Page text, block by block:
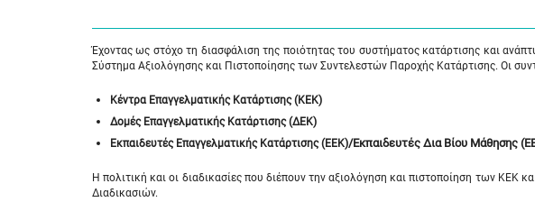
Έχοντας ως στόχο τη διασφάλιση της ποιότητας του συστήματος κατάρτισης και
Σύστημα Αξιολόγησης και Πιστοποίησης των Συντελεστών Παροχής Κατάρτισης. Οι
Κέντρα Επαγγελματικής Κατάρτισης (ΚΕΚ)
Δομές Επαγγελματικής Κατάρτισης (ΔΕΚ)
Εκπαιδευτές Επαγγελματικής Κατάρτισης (ΕΕΚ)/Εκπαιδευτές Δια Βίου Μάθησης
Η πολιτική και οι διαδικασίες που διέπουν την αξιολόγηση και πιστοποίηση των ΚΕΚ
Διαδικασιών.